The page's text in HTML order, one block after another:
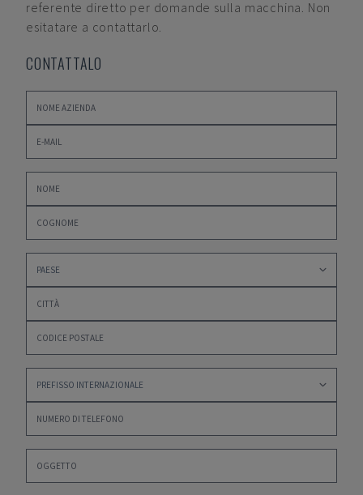
referente diretto per domande sulla macchina. Non
esitatare a contattarlo.
CONTATTALO